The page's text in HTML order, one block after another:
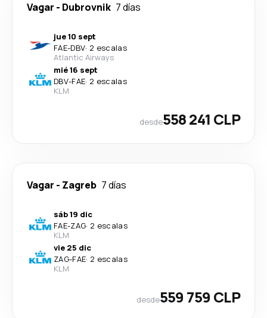
Vagar - Dubrovnik 7 días
jue 10 sept
FAE-DBV· 2 escalas
Atlantic Airways
mié 16 sept
DBV-FAE· 2 escalas
KLM
desde558 241 CLP
Vagar - Zagreb 7 días
sáb 19 dic
FAE-ZAG· 2 escalas
KLM
vie 25 dic
ZAG-FAE· 2 escalas
KLM
desde559 759 CLP